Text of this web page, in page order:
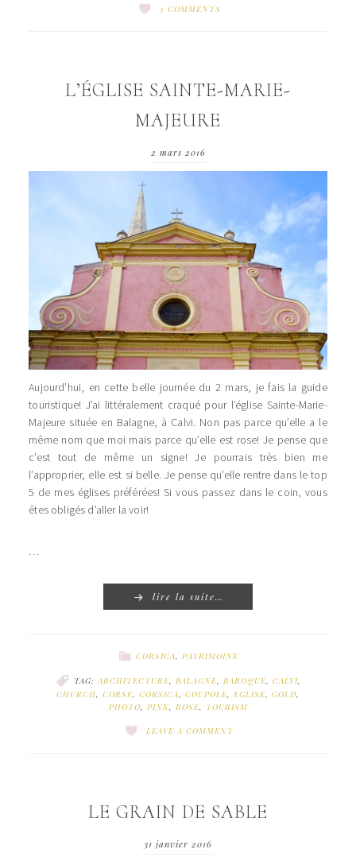
5 COMMENTS
L’ÉGLISE SAINTE-MARIE-
MAJEURE
2 mars 2016
Aujourd’hui, en cette belle journée du 2 mars, je fais la guide
touristique! J’ai littéralement craqué pour l’église Sainte-Marie-
Majeure située en Balagne, à Calvi. Non pas parce qu’elle a le
même nom que moi mais parce qu’elle est rose! Je pense que
c’est tout de même un signe! Je pourrais très bien me
l’approprier, elle est si belle. Je pense qu’elle rentre dans le top
5 de mes églises préférées! Si vous passez dans le coin, vous
êtes obligés d’aller la voir!
…
lire la suite…
CORSICA, PATRIMOINE
TAG:ARCHITECTURE, BALAGNE, BAROQUE, CALVI,
CHURCH, CORSE, CORSICA, COUPOLE, EGLISE, GOLD,
PHOTO, PINK, ROSE, TOURISM
LEAVE A COMMENT
LE GRAIN DE SABLE
31 janvier 2016